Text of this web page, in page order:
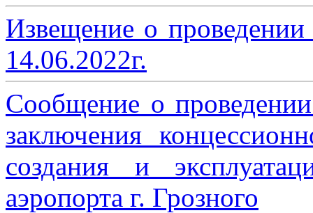
Извещение о
14.06.2022г.
Сообщение о
заключения
создания и
аэропорта г. Грозного